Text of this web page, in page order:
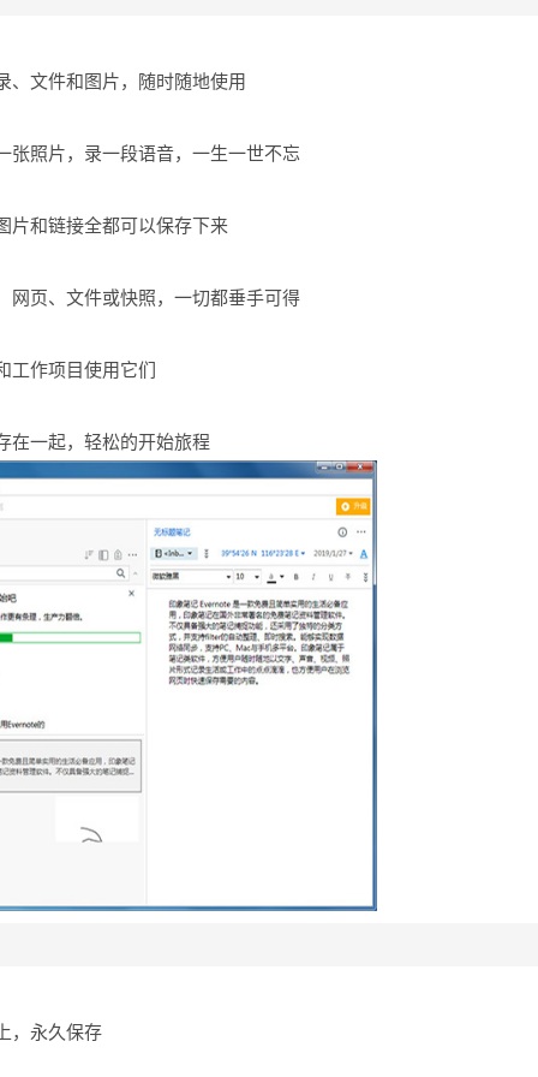
、文件和图片，随时随地使用
张照片，录一段语音，一生一世不忘
片和链接全都可以保存下来
网页、文件或快照，一切都垂手可得
工作项目使用它们
在一起，轻松的开始旅程
，永久保存